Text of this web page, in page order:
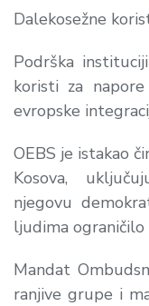
Dalekosežne
Podrška
koristi za
evropske
OEBS je istakao
Kosova,
njegovu
ljudima
Mandat
ranjive grupe i